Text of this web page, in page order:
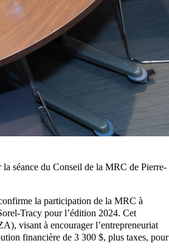
séance du Conseil de la MRC de Pierre-
la participation de la MRC à
Tracy pour l’édition 2024. Cet
visant à encourager l’entrepreneuriat
financière de 3 300 $, plus taxes, pour